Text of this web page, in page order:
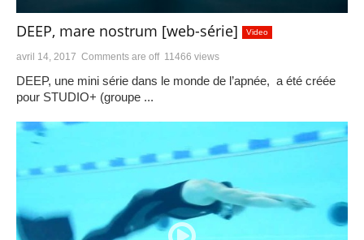
DEEP, mare nostrum [web-série] Video
avril 14, 2017 Comments are off 11466 views
DEEP, une mini série dans le monde de l’apnée, a été créée
pour STUDIO+ (groupe ...